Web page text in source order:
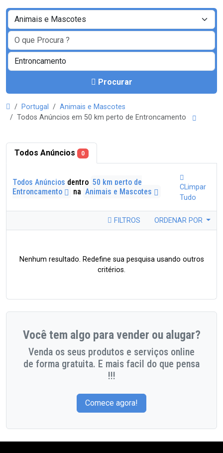
Procurar
Portugal
Animais e Mascotes
Todos Anúncios em 50 km perto de Entroncamento
Todos Anúncios 0
Todos Anúncios dentro 50 km perto de
Entroncamento
na Animais e Mascotes
CLimpar
Tudo
FILTROS ORDENAR POR
Nenhum resultado. Redefine sua pesquisa usando outros
critérios.
Você tem algo para vender ou alugar?
Venda os seus produtos e serviços online
de forma gratuita. E mais facil do que pensa
!!!
Comece agora!